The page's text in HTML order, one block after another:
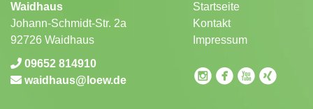
Waidhaus
Johann-Schmidt-Str. 2a
92726 Waidhaus
09652 814910
waidhaus
loew.de
Startseite
Kontakt
Impressum
circleinstagramcirclefacebookcircleyoutubecirclexing